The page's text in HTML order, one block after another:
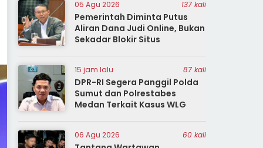
05 Agu 2026 137 kali
Pemerintah Diminta Putus
Aliran Dana Judi Online, Bukan
Sekadar Blokir Situs
15 jam lalu 87 kali
DPR-RI Segera Panggil Polda
Sumut dan Polrestabes
Medan Terkait Kasus WLG
06 Agu 2026 60 kali